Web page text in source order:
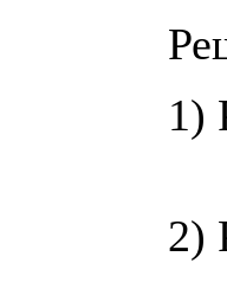
1)
2)